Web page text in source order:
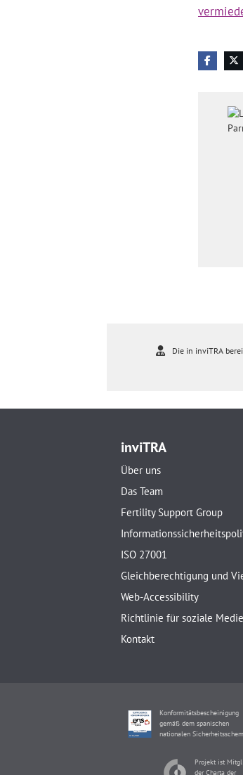
Die in inviTRA
inviTRA
Über uns
Das Team
Fertility Support Group
ISO 27001
Gleichberechtigung und
Web-Accessibility
Richtlinie für soziale
Kontakt
Konformitätsbescheinigung
gemäß dem spanischen
nationalen
Projekt ist
der Charta der